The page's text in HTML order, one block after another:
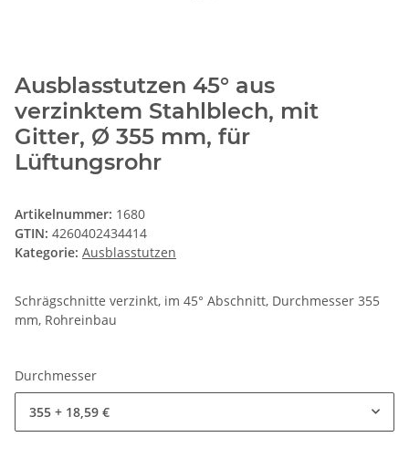
Ausblasstutzen 45° aus
verzinktem Stahlblech, mit
Gitter, Ø 355 mm, für
Lüftungsrohr
Artikelnummer: 1680
GTIN: 4260402434414
Kategorie: Ausblasstutzen
Schrägschnitte verzinkt, im 45° Abschnitt, Durchmesser 355
mm, Rohreinbau
Durchmesser
355 + 18,59 €